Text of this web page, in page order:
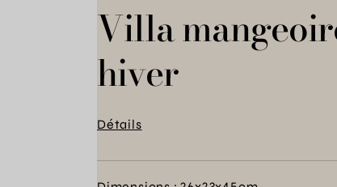
Villa
hiver
Détails